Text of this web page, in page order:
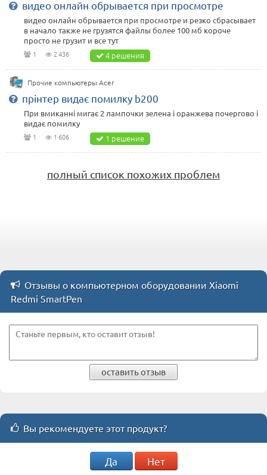
видео онлайн обрывается при просмотре
видео онлайн обрывается при просмотре и резко сбрасывает
в начало также не грузятся файлы более 100 мб короче
просто не грузит и все тут
1 2 436 4 решения
Прочие компьютеры Acer
прінтер видає помилку b200
При вмиканні мигає 2 лампочки зелена і оранжева почергово і
видає помилку
1 1 606 1 решение
полный список похожих проблем
Отзывы о компьютерном оборудовании Xiaomi
Redmi SmartPen
оставить отзыв
Вы рекомендуете этот продукт?
Да Нет